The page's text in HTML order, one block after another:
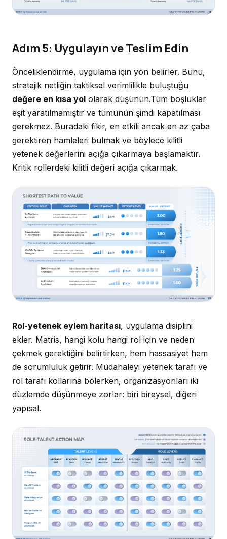
Adım 5: Uygulayın ve Teslim Edin
Önceliklendirme, uygulama için yön belirler. Bunu,
stratejik netliğin taktiksel verimlilikle buluştuğu
değere en kısa yol olarak düşünün.Tüm boşluklar
eşit yaratılmamıştır ve tümünün şimdi kapatılması
gerekmez. Buradaki fikir, en etkili ancak en az çaba
gerektiren hamleleri bulmak ve böylece kilitli
yetenek değerlerini açığa çıkarmaya başlamaktır.
Kritik rollerdeki kilitli değeri açığa çıkarmak.
Rol-yetenek eylem haritası, uygulama disiplini
ekler. Matris, hangi kolu hangi rol için ve neden
çekmek gerektiğini belirtirken, hem hassasiyet hem
de sorumluluk getirir. Müdahaleyi yetenek tarafı ve
rol tarafı kollarına bölerken, organizasyonları iki
düzlemde düşünmeye zorlar: biri bireysel, diğeri
yapısal.